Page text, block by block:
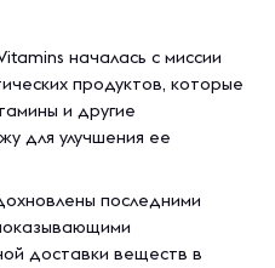
началась с миссии
продуктов, которые
и другие
для улучшения ее
последними
доставки веществ в